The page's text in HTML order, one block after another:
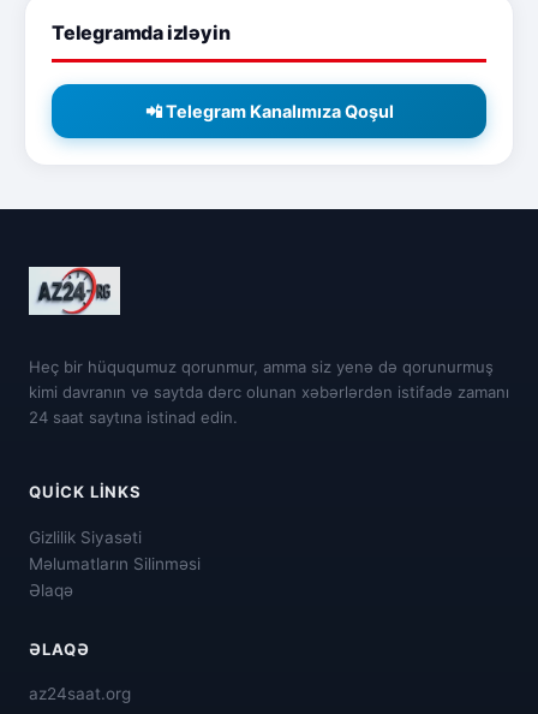
Telegramda izləyin
📲 Telegram Kanalımıza Qoşul
Heç bir hüququmuz qorunmur, amma siz yenə də qorunurmuş
kimi davranın və saytda dərc olunan xəbərlərdən istifadə zamanı
24 saat saytına istinad edin.
QUICK LINKS
Gizlilik Siyasəti
Məlumatların Silinməsi
Əlaqə
ƏLAQƏ
az24saat.org